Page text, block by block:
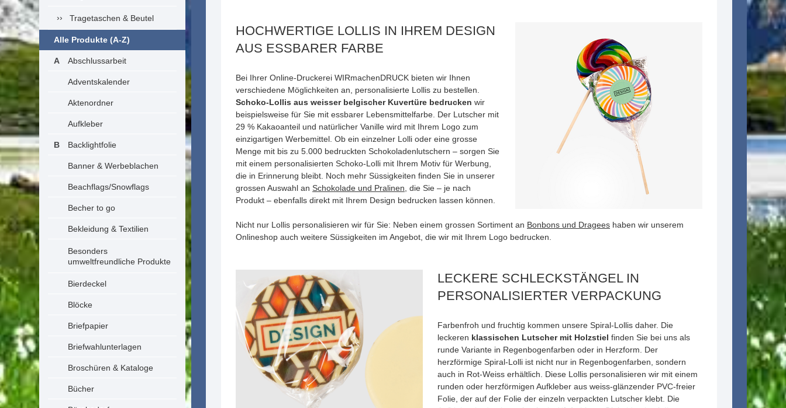
Tragetaschen & Beutel
Alle Produkte (A-Z)
Abschlussarbeit
Adventskalender
Aktenordner
Aufkleber
Backlightfolie
Banner & Werbeblachen
Beachflags/Snowflags
Becher to go
Bekleidung & Textilien
Besonders
umweltfreundliche Produkte
Bierdeckel
Blöcke
Briefpapier
Briefwahlunterlagen
Broschüren & Kataloge
Bücher
HOCHWERTIGE LOLLIS IN IHREM DESIGN
AUS ESSBARER FARBE
Bei Ihrer Online-Druckerei WIRmachenDRUCK bieten wir Ihnen
verschiedene Möglichkeiten an, personalisierte Lollis zu bestellen.
Schoko-Lollis aus weisser belgischer Kuvertüre bedrucken wir
beispielsweise für Sie mit essbarer Lebensmittelfarbe. Der Lutscher mit
29 % Kakaoanteil und natürlicher Vanille wird mit Ihrem Logo zum
einzigartigen Werbemittel. Ob ein einzelner Lolli oder eine grosse
Menge mit bis zu 5.000 bedruckten Schokoladenlutschern – sorgen Sie
mit einem personalisierten Schoko-Lolli mit Ihrem Motiv für Werbung,
die in Erinnerung bleibt. Noch mehr Süssigkeiten finden Sie in unserer
grossen Auswahl an Schokolade und Pralinen , die Sie – je nach
Produkt – ebenfalls direkt mit Ihrem Design bedrucken lassen können.
Nicht nur Lollis personalisieren wir für Sie: Neben einem grossen Sortiment an Bonbons und Dragees haben wir unserem
Onlineshop auch weitere Süssigkeiten im Angebot, die wir mit Ihrem Logo bedrucken.
LECKERE SCHLECKSTÄNGEL IN
PERSONALISIERTER VERPACKUNG
Farbenfroh und fruchtig kommen unsere Spiral-Lollis daher. Die
leckeren klassischen Lutscher mit Holzstiel finden Sie bei uns als
runde Variante in Regenbogenfarben oder in Herzform. Der
herzförmige Spiral-Lolli ist nicht nur in Regenbogenfarben, sondern
auch in Rot-Weiss erhältlich. Diese Lollis personalisieren wir mit einem
runden oder herzförmigen Aufkleber aus weiss-glänzender PVC-freier
Folie, der auf der Folie der einzeln verpackten Lutscher klebt. Die